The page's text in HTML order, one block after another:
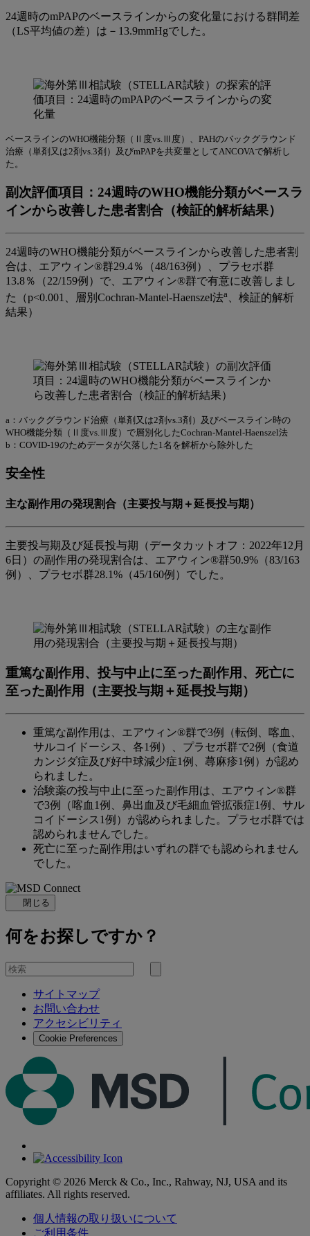
24週時のmPAPのベースラインからの変化量における群間差
（LS平均値の差）は－13.9mmHgでした。
ベースラインのWHO機能分類（Ⅱ度vs.Ⅲ度）、PAHのバックグラウンド
治療（単剤又は2剤vs.3剤）及びmPAPを共変量としてANCOVAで解析し
た。
副次評価項目：24週時のWHO機能分類がベースラ
インから改善した患者割合（検証的解析結果）
24週時のWHO機能分類がベースラインから改善した患者割
合は、エアウィン®群29.4％（48/163例）、プラセボ群
13.8％（22/159例）で、エアウィン®群で有意に改善しまし
た（p<0.001、層別Cochran-Mantel-Haenszel法a
検証的解析
結果）
a：バックグラウンド治療（単剤又は2剤vs.3剤）及びベースライン時の
WHO機能分類（Ⅱ度vs.Ⅲ度）で層別化したCochran-Mantel-Haenszel法
b：COVID-19のためデータが欠落した1名を解析から除外した
安全性
主な副作用の発現割合（主要投与期＋延長投与期）
主要投与期及び延長投与期（データカットオフ：2022年12月
6日）の副作用の発現割合は、エアウィン®群50.9%（83/163
例）、プラセボ群28.1%（45/160例）でした。
重篤な副作用、投与中止に至った副作用、死亡に
至った副作用（主要投与期＋延長投与期）
重篤な副作用は、エアウィン®群で3例（転倒、喀血、
サルコイドーシス、各1例）、プラセボ群で2例（食道
カンジダ症及び好中球減少症1例、蕁麻疹1例）が認め
られました。
治験薬の投与中止に至った副作用は、エアウィン®群
で3例（喀血1例、鼻出血及び毛細血管拡張症1例、サル
コイドーシス1例）が認められました。プラセボ群では
認められませんでした。
死亡に至った副作用はいずれの群でも認められません
でした。
閉じる
何をお探しですか？
を
検
サイトマップ
お問い合わせ
アクセシビリティ
Cookie Preferences
Copyright © 2026 Merck & Co., Inc., Rahway, NJ, USA and its
affiliates. All rights reserved.
個人情報の取り扱いについて
ご利用条件